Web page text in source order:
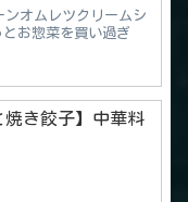
オムレツクリームシ
お惣菜を買い過ぎ
焼き餃子】中華料